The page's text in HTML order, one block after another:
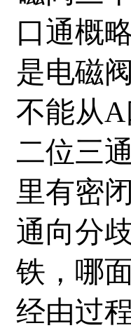
口通概
是电磁
不能从A
二位三
里有密
通向分
铁，哪
经由过